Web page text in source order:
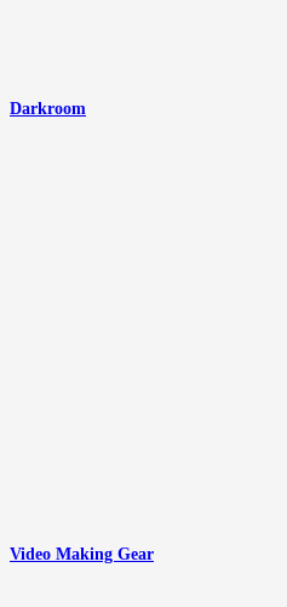
Darkroom
Video Making Gear